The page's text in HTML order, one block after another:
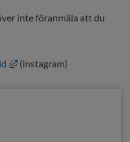
inte föranmäla att du
Länk till annan webbplats,
(instagram)